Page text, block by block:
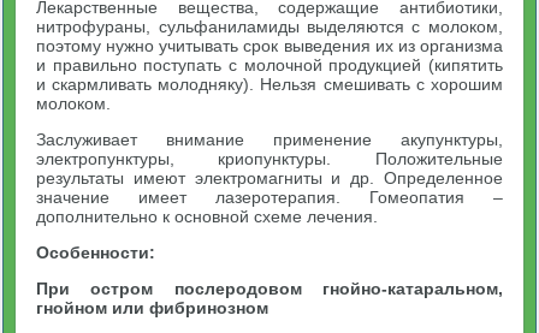
Лекарственные вещества, содержащие антибиотики,
нитрофураны, сульфаниламиды выделяются с молоком,
поэтому нужно учитывать срок выведения их из организма
и правильно поступать с молочной продукцией (кипятить
и скармливать молодняку). Нельзя смешивать с хорошим
молоком.
Заслуживает внимание применение акупунктуры,
электропунктуры, криопунктуры. Положительные
результаты имеют электромагниты и др. Определенное
значение имеет лазеротерапия. Гомеопатия –
дополнительно к основной схеме лечения.
Особенности:
При остром послеродовом гнойно-катаральном,
гнойном или фибринозном